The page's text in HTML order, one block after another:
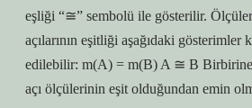
eşliği “≅” sembolü ile gösterilir.
açılarının eşitliği aşağıdaki gösterimler
edilebilir: m(A) = m(B) A ≅ B Birbirine
açı ölçülerinin eşit olduğundan emin